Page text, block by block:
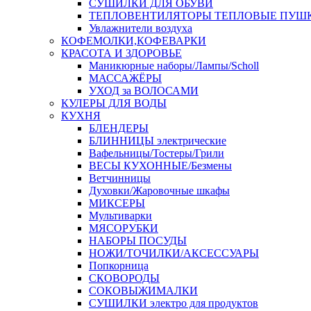
СУШИЛКИ ДЛЯ ОБУВИ
ТЕПЛОВЕНТИЛЯТОРЫ ТЕПЛОВЫЕ
Увлажнители воздуха
КОФЕМОЛКИ,КОФЕВАРКИ
КРАСОТА И ЗДОРОВЬЕ
Маникюрные наборы/Лампы/Scholl
МАССАЖЁРЫ
УХОД за ВОЛОСАМИ
КУЛЕРЫ ДЛЯ ВОДЫ
КУХНЯ
БЛЕНДЕРЫ
БЛИННИЦЫ электрические
Вафельницы/Тостеры/Грили
ВЕСЫ КУХОННЫЕ/Безмены
Ветчинницы
Духовки/Жаровочные шкафы
МИКСЕРЫ
Мультиварки
МЯСОРУБКИ
НАБОРЫ ПОСУДЫ
НОЖИ/ТОЧИЛКИ/АКСЕССУАРЫ
Попкорница
СКОВОРОДЫ
СОКОВЫЖИМАЛКИ
СУШИЛКИ электро для продуктов